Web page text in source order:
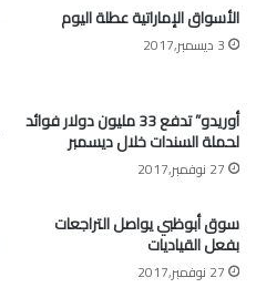
الأسواق الإماراتية عطلة اليوم
3 ديسمبر,2017
أوريدو” تدفع 33 مليون دولار فوائد
لحملة السندات خلال ديسمبر
27 نوفمبر,2017
سوق أبوظبي يواصل التراجعات
بفعل القياديات
27 نوفمبر,2017